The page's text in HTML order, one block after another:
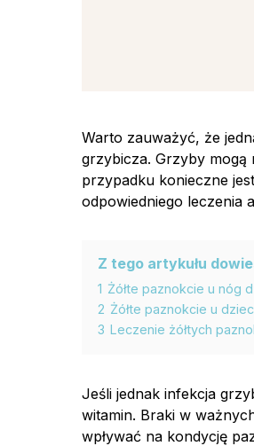
Warto zauważyć, że
grzybicza. Grzyby
przypadku konieczne
odpowiedniego leczenia
Z tego artykułu
1 Żółte paznokcie u nóg
2 Żółte paznokcie u
3 Leczenie żółtych
Jeśli jednak infekcja
witamin. Braki w
wpływać na kondycję